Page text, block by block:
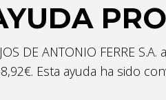
DE ANTONIO FERRE
Esta ayuda ha sido